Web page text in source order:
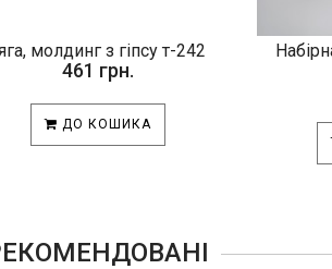
молдинг з гіпсу т-242
461 грн.
ДО КОШИКА